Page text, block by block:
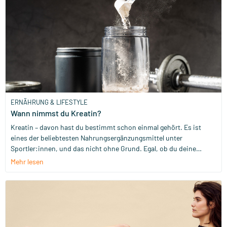
und wie kannst du es effektiv einsetzen? Lohnt es sich, ein
Kurkuma-Nahrungsergänzungsmittel in Betracht zu ziehen?
ERNÄHRUNG & LIFESTYLE
Wann nimmst du Kreatin?
Kreatin – davon hast du bestimmt schon einmal gehört. Es ist
eines der beliebtesten Nahrungsergänzungsmittel unter
Sportler:innen, und das nicht ohne Grund. Egal, ob du deine
Leistung im Fitnessstudio verbessern, dich nach einem harten
möchtest – Kreatin kann dich dabei unterstützen. Aber wann
nimmst du es eigentlich? Und ist es nur etwas für ambitionierte
Mehr lesen